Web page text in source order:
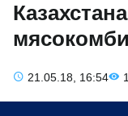
21.05.18, 16:54